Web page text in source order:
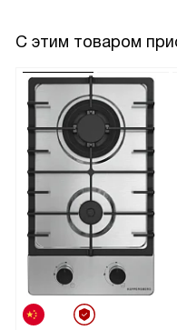
С этим товаром